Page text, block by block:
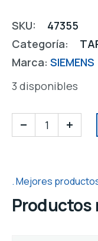
SKU:
47355
Categoría:
Marca: SIEMENS
3 disponibles
Mejores
Productos